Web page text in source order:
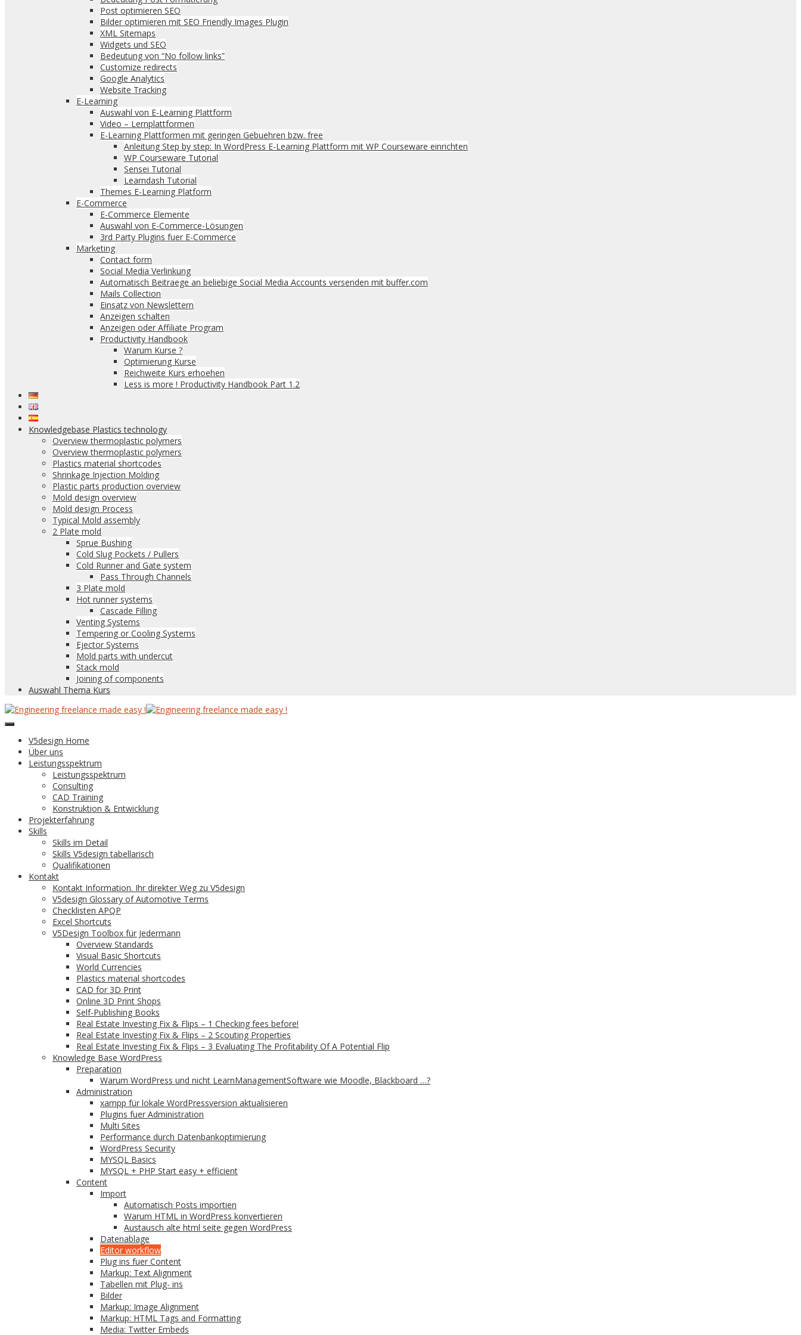
Post optimieren SEO
Bilder optimieren mit SEO Friendly Images Plugin
XML Sitemaps
Widgets und SEO
Bedeutung von “No follow links”
Customize redirects
Google Analytics
Website Tracking
E-Learning
Auswahl von E-Learning Plattform
Video – Lernplattformen
E-Learning Plattformen mit geringen Gebuehren bzw. free
Anleitung Step by step: In WordPress E-Learning Plattform mit WP Courseware einrichten
WP Courseware Tutorial
Sensei Tutorial
Learndash Tutorial
Themes E-Learning Platform
E-Commerce
E-Commerce Elemente
Auswahl von E-Commerce-Lösungen
3rd Party Plugins fuer E-Commerce
Marketing
Contact form
Social Media Verlinkung
Automatisch Beitraege an beliebige Social Media Accounts versenden mit buffer.com
Mails Collection
Einsatz von Newslettern
Anzeigen schalten
Anzeigen oder Affiliate Program
Productivity Handbook
Warum Kurse ?
Optimierung Kurse
Reichweite Kurs erhoehen
Less is more ! Productivity Handbook Part 1.2
Knowledgebase Plastics technology
Overview thermoplastic polymers
Overview thermoplastic polymers
Plastics material shortcodes
Shrinkage Injection Molding
Plastic parts production overview
Mold design overview
Mold design Process
Typical Mold assembly
2 Plate mold
Sprue Bushing
Cold Slug Pockets / Pullers
Cold Runner and Gate system
Pass Through Channels
3 Plate mold
Hot runner systems
Cascade Filling
Venting Systems
Tempering or Cooling Systems
Ejector Systems
Mold parts with undercut
Stack mold
Joining of components
Auswahl Thema Kurs
V5design Home
Über uns
Leistungsspektrum
Leistungsspektrum
Consulting
CAD Training
Konstruktion & Entwicklung
Projekterfahrung
Skills
Skills im Detail
Skills V5design tabellarisch
Qualifikationen
Kontakt
Kontakt Information. Ihr direkter Weg zu V5design
V5design Glossary of Automotive Terms
Checklisten APQP
Excel Shortcuts
V5Design Toolbox für Jedermann
Overview Standards
Visual Basic Shortcuts
World Currencies
Plastics material shortcodes
CAD for 3D Print
Online 3D Print Shops
Self-Publishing Books
Real Estate Investing Fix & Flips – 1 Checking fees before!
Real Estate Investing Fix & Flips – 2 Scouting Properties
Real Estate Investing Fix & Flips – 3 Evaluating The Profitability Of A Potential Flip
Knowledge Base WordPress
Preparation
Warum WordPress und nicht LearnManagementSoftware wie Moodle, Blackboard …?
Administration
xampp für lokale WordPressversion aktualisieren
Plugins fuer Administration
Multi Sites
Performance durch Datenbankoptimierung
WordPress Security
MYSQL Basics
MYSQL + PHP Start easy + efficient
Content
Import
Automatisch Posts importien
Warum HTML in WordPress konvertieren
Austausch alte html seite gegen WordPress
Datenablage
Editor workflow
Plug ins fuer Content
Markup: Text Alignment
Tabellen mit Plug- ins
Bilder
Markup: Image Alignment
Markup: HTML Tags and Formatting
Media: Twitter Embeds